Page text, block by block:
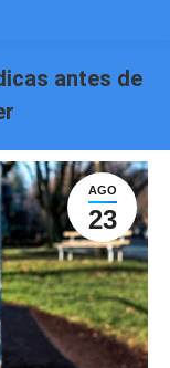
antes de
AGO
23